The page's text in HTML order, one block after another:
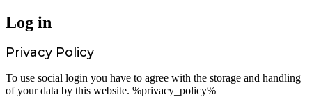
Log in
Privacy Policy
To use social login you have to agree with the storage and handling
of your data by this website. %privacy_policy%